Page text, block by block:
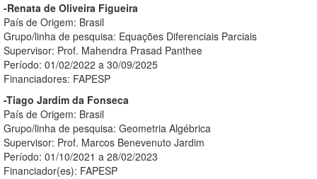
-Renata de Oliveira Figueira
País de Origem: Brasil
Grupo/linha de pesquisa: Equações Diferenciais Parciais
Supervisor: Prof. Mahendra Prasad Panthee
Período: 01/02/2022 a 30/09/2025
Financiadores: FAPESP
-Tiago Jardim da Fonseca
País de Origem: Brasil
Grupo/linha de pesquisa: Geometria Algébrica
Supervisor: Prof. Marcos Benevenuto Jardim
Período: 01/10/2021 a 28/02/2023
Financiador(es): FAPESP